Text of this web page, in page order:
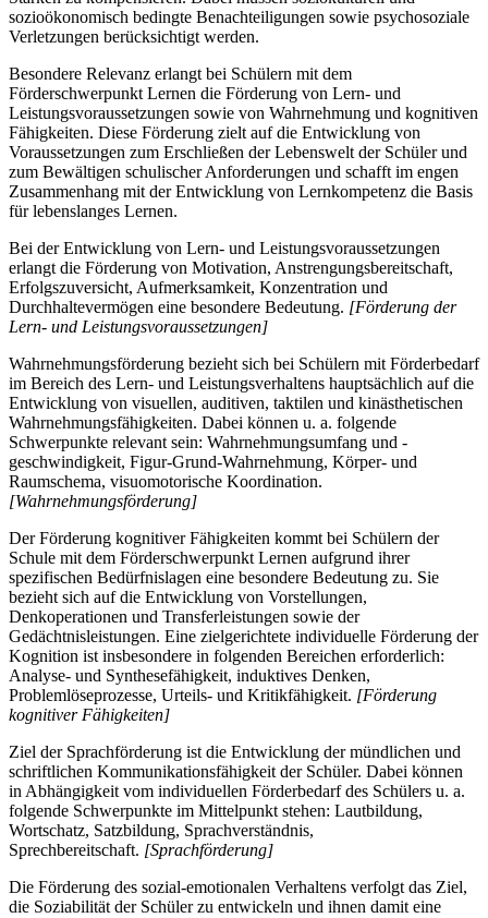
sozioökonomisch bedingte Benachteiligungen sowie psychosoziale
Verletzungen berücksichtigt werden.
Besondere Relevanz erlangt bei Schülern mit dem
Förderschwerpunkt Lernen die Förderung von Lern- und
Leistungsvoraussetzungen sowie von Wahrnehmung und kognitiven
Fähigkeiten. Diese Förderung zielt auf die Entwicklung von
Voraussetzungen zum Erschließen der Lebenswelt der Schüler und
zum Bewältigen schulischer Anforderungen und schafft im engen
Zusammenhang mit der Entwicklung von Lernkompetenz die Basis
für lebenslanges Lernen.
Bei der Entwicklung von Lern- und Leistungsvoraussetzungen
erlangt die Förderung von Motivation, Anstrengungsbereitschaft,
Erfolgszuversicht, Aufmerksamkeit, Konzentration und
Durchhaltevermögen eine besondere Bedeutung. [Förderung der
Lern- und Leistungsvoraussetzungen]
Wahrnehmungsförderung bezieht sich bei Schülern mit Förderbedarf
im Bereich des Lern- und Leistungsverhaltens hauptsächlich auf die
Entwicklung von visuellen, auditiven, taktilen und kinästhetischen
Wahrnehmungsfähigkeiten. Dabei können u. a. folgende
Schwerpunkte relevant sein: Wahrnehmungsumfang und -
geschwindigkeit, Figur-Grund-Wahrnehmung, Körper- und
Raumschema, visuomotorische Koordination.
[Wahrnehmungsförderung]
Der Förderung kognitiver Fähigkeiten kommt bei Schülern der
Schule mit dem Förderschwerpunkt Lernen aufgrund ihrer
spezifischen Bedürfnislagen eine besondere Bedeutung zu. Sie
bezieht sich auf die Entwicklung von Vorstellungen,
Denkoperationen und Transferleistungen sowie der
Gedächtnisleistungen. Eine zielgerichtete individuelle Förderung der
Kognition ist insbesondere in folgenden Bereichen erforderlich:
Analyse- und Synthesefähigkeit, induktives Denken,
Problemlöseprozesse, Urteils- und Kritikfähigkeit. [Förderung
kognitiver Fähigkeiten]
Ziel der Sprachförderung ist die Entwicklung der mündlichen und
schriftlichen Kommunikationsfähigkeit der Schüler. Dabei können
in Abhängigkeit vom individuellen Förderbedarf des Schülers u. a.
folgende Schwerpunkte im Mittelpunkt stehen: Lautbildung,
Wortschatz, Satzbildung, Sprachverständnis,
Sprechbereitschaft. [Sprachförderung]
Die Förderung des sozial-emotionalen Verhaltens verfolgt das Ziel,
die Soziabilität der Schüler zu entwickeln und ihnen damit eine